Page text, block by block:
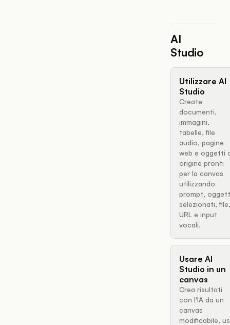
AI
Studio
Utilizzare AI
Studio
Create
documenti,
immagini,
tabelle, file
audio, pagine
web e oggetti
origine pronti
per la canvas
utilizzando
prompt,
selezionati, file,
URL e input
vocali.
Usare AI
Studio in un
canvas
Crea risultati
con l'IA da un
canvas
modificabile,